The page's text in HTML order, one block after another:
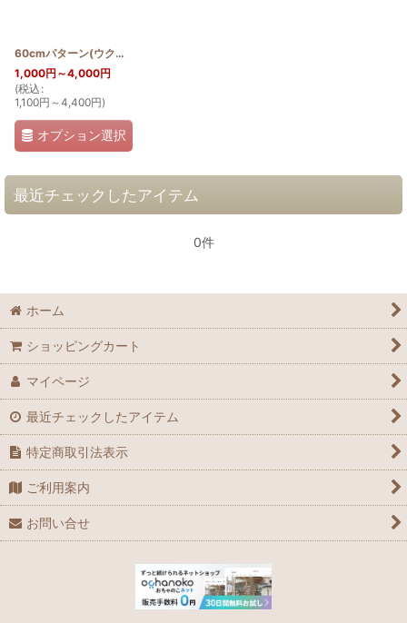
60cmパターン(ウクレレ)
1,000円 ～4,000円
(税込 :
1,100円 ～4,400円)
オプション選択
最近チェックしたアイテム
0件
ホーム
ショッピングカート
マイページ
最近チェックしたアイテム
特定商取引法表示
ご利用案内
お問い合せ